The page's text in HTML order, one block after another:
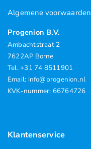
Algemene voorwaarden
Progenion B.V.
Ambachtstraat 2
7622AP Borne
Tel. +31 74 8511901
Email: info@progenion.nl
KVK-nummer: 66764726
Klantenservice